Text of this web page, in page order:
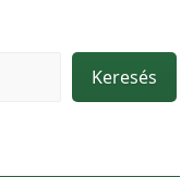
Keresés